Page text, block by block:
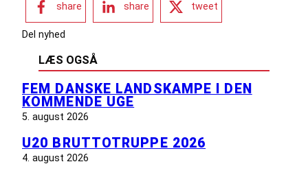
share share tweet
Del nyhed
LÆS OGSÅ
FEM DANSKE LANDSKAMPE I DEN
KOMMENDE UGE
5. august 2026
U20 BRUTTOTRUPPE 2026
4. august 2026